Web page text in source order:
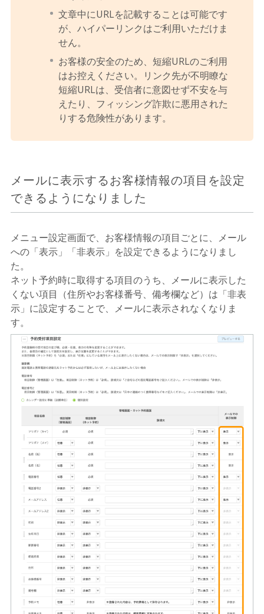
文章中にURLを記載することは可能です
が、ハイパーリンクはご利用いただけま
せん。
お客様の安全のため、短縮URLのご利用
はお控えください。リンク先が不明瞭な
短縮URLは、受信者に意図せず不安を与
えたり、フィッシング詐欺に悪用された
りする危険性があります。
メールに表示するお客様情報の項目を設定
できるようになりました
メニュー設定画面で、お客様情報の項目ごとに、メール
への「表示」「非表示」を設定できるようになりまし
た。
ネット予約時に取得する項目のうち、メールに表示した
くない項目（住所やお客様番号、備考欄など）は「非表
示」に設定することで、メールに表示されなくなりま
す。